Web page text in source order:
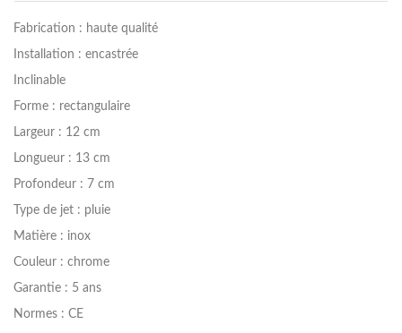
Fabrication : haute qualité
Installation : encastrée
Inclinable
Forme : rectangulaire
Largeur : 12 cm
Longueur : 13 cm
Profondeur : 7 cm
Type de jet : pluie
Matière : inox
Couleur : chrome
Garantie : 5 ans
Normes : CE